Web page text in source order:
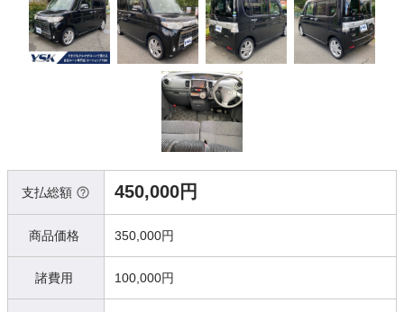
支払総額 450,000円
商品価格 350,000円
諸費用 100,000円